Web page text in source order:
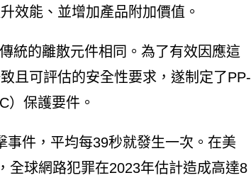
效能、並增加產品附加價值。
統的離散元件相同。為了有效因應這
且可評估的安全性要求，遂制定了PP-
）保護要件。
件，平均每39秒就發生一次。在美
全球網路犯罪在2023年估計造成高達8